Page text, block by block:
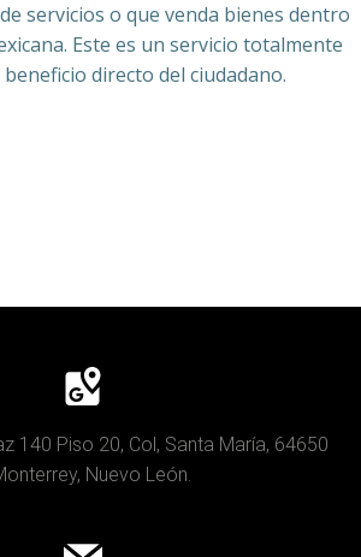
servicios o que venda bienes dentro
Este es un servicio totalmente
directo del ciudadano.
140 Piso 20, Col, Santa María, 64650
Nuevo León.